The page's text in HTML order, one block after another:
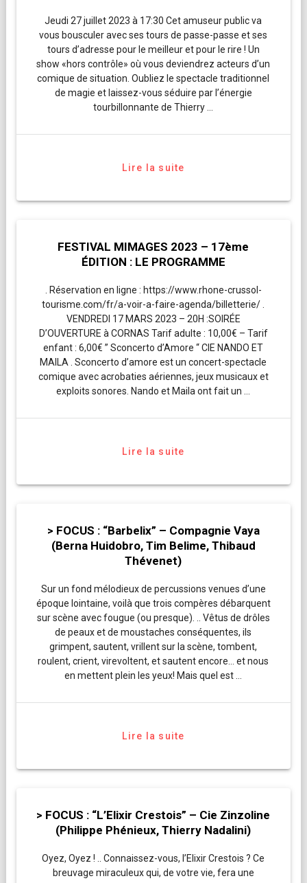
Jeudi 27 juillet 2023 à 17:30 Cet amuseur public va
vous bousculer avec ses tours de passe-passe et ses
tours d’adresse pour le meilleur et pour le rire ! Un
show «hors contrôle» où vous deviendrez acteurs d’un
comique de situation. Oubliez le spectacle traditionnel
de magie et laissez-vous séduire par l’énergie
tourbillonnante de Thierry …
Lire la suite
FESTIVAL MIMAGES 2023 – 17ème
ÉDITION : LE PROGRAMME
. Réservation en ligne : https://www.rhone-crussol-
tourisme.com/fr/a-voir-a-faire-agenda/billetterie/ .
VENDREDI 17 MARS 2023 – 20H :SOIRÉE
D’OUVERTURE à CORNAS Tarif adulte : 10,00€ – Tarif
enfant : 6,00€ ” Sconcerto d’Amore “ CIE NANDO ET
MAILA . Sconcerto d’amore est un concert-spectacle
comique avec acrobaties aériennes, jeux musicaux et
exploits sonores. Nando et Maila ont fait un …
Lire la suite
> FOCUS : “Barbelix” – Compagnie Vaya
(Berna Huidobro, Tim Belime, Thibaud
Thévenet)
Sur un fond mélodieux de percussions venues d’une
époque lointaine, voilà que trois compères débarquent
sur scène avec fougue (ou presque). .. Vêtus de drôles
de peaux et de moustaches conséquentes, ils
grimpent, sautent, vrillent sur la scène, tombent,
roulent, crient, virevoltent, et sautent encore… et nous
en mettent plein les yeux! Mais quel est …
Lire la suite
> FOCUS : “L’Elixir Crestois” – Cie Zinzoline
(Philippe Phénieux, Thierry Nadalini)
Oyez, Oyez ! .. Connaissez-vous, l’Elixir Crestois ? Ce
breuvage miraculeux qui, de votre vie, fera une